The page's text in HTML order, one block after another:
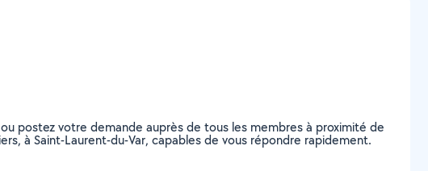
postez votre demande auprès de tous les membres à proximité de
à Saint-Laurent-du-Var, capables de vous répondre rapidement.